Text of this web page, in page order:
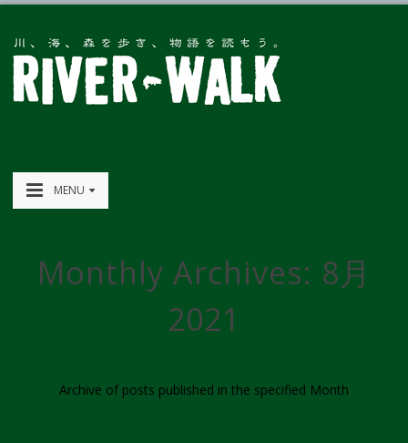
MENU
Monthly Archives: 8月
2021
Archive of posts published in the specified Month